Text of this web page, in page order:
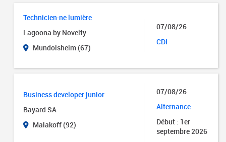
Technicien·ne lumière
Lagoona by Novelty
Mundolsheim (67)
07/08/26
CDI
Business developer junior
Bayard SA
Malakoff (92)
07/08/26
Alternance
Début : 1er
septembre 2026